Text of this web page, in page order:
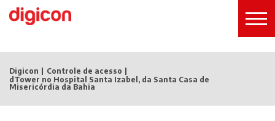
Digicon
Controle de acesso
dTower no Hospital Santa Izabel, da Santa Casa de
Misericórdia da Bahia